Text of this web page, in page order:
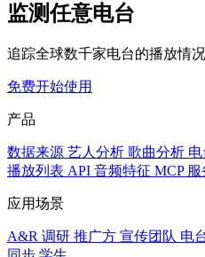
监测任意电台
追踪全球数千家电台的播放情
免费开始使用
产品
数据来源 艺人分析 歌曲分析
播放列表 API 音频特征 MCP 服
应用场景
A&R 调研 推广方 宣传团队 电